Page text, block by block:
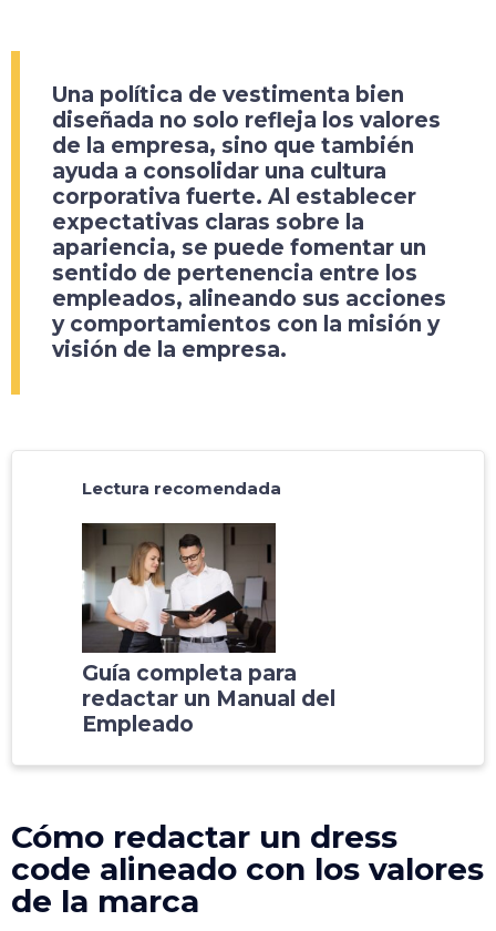
Una política de vestimenta bien
diseñada no solo refleja los valores
de la empresa, sino que también
ayuda a consolidar una cultura
corporativa fuerte. Al establecer
expectativas claras sobre la
apariencia, se puede fomentar un
sentido de pertenencia entre los
empleados, alineando sus acciones
y comportamientos con la misión y
visión de la empresa.
Lectura recomendada
Guía completa para
redactar un Manual del
Empleado
Cómo redactar un dress
code alineado con los valores
de la marca